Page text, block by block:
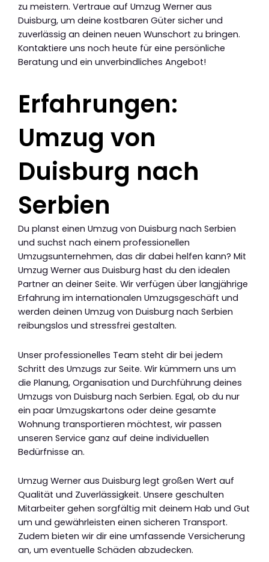
zu meistern. Vertraue auf Umzug Werner aus
Duisburg, um deine kostbaren Güter sicher und
zuverlässig an deinen neuen Wunschort zu bringen.
Kontaktiere uns noch heute für eine persönliche
Beratung und ein unverbindliches Angebot!
Erfahrungen:
Umzug von
Duisburg nach
Serbien
Du planst einen Umzug von Duisburg nach Serbien
und suchst nach einem professionellen
Umzugsunternehmen, das dir dabei helfen kann? Mit
Umzug Werner aus Duisburg hast du den idealen
Partner an deiner Seite. Wir verfügen über langjährige
Erfahrung im internationalen Umzugsgeschäft und
werden deinen Umzug von Duisburg nach Serbien
reibungslos und stressfrei gestalten.
Unser professionelles Team steht dir bei jedem
Schritt des Umzugs zur Seite. Wir kümmern uns um
die Planung, Organisation und Durchführung deines
Umzugs von Duisburg nach Serbien. Egal, ob du nur
ein paar Umzugskartons oder deine gesamte
Wohnung transportieren möchtest, wir passen
unseren Service ganz auf deine individuellen
Bedürfnisse an.
Umzug Werner aus Duisburg legt großen Wert auf
Qualität und Zuverlässigkeit. Unsere geschulten
Mitarbeiter gehen sorgfältig mit deinem Hab und Gut
um und gewährleisten einen sicheren Transport.
Zudem bieten wir dir eine umfassende Versicherung
an, um eventuelle Schäden abzudecken.